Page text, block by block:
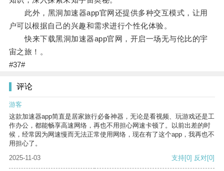
此外，黑洞加速器app官网还提供多种交互模式，让用
户可以根据自己的兴趣和需求进行个性化体验。
快来下载黑洞加速器app官网，开启一场无与伦比的宇
宙之旅！。
#37#
评论
游客
这款加速器app简直是居家旅行必备神器，无论是看视频、玩游戏还是工
作办公，都能畅享高速网络，再也不用担心网速卡顿了。以前出差的时
候，经常因为网速慢而无法正常使用网络，现在有了这个app，我再也不
用担心了。
2025-11-03
支持[0] 反对[0]